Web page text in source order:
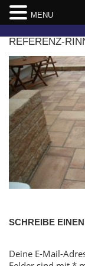
content
REFERENZ-
SCHREIBE
Deine E-Mail-
MENU